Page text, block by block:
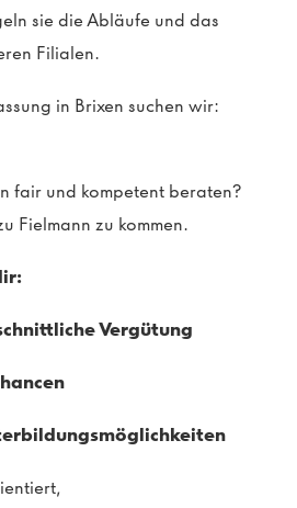
sie die Abläufe und das
Filialen.
in Brixen suchen wir:
fair und kompetent beraten?
Fielmann zu kommen.
Vergütung